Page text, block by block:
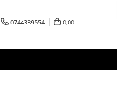
0744339554 0,00